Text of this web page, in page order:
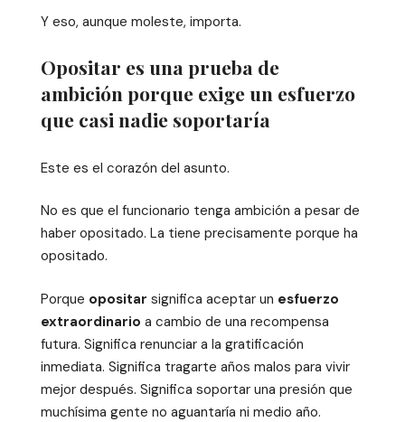
Y eso, aunque moleste, importa.
Opositar es una prueba de
ambición porque exige un esfuerzo
que casi nadie soportaría
Este es el corazón del asunto.
No es que el funcionario tenga ambición a pesar de
haber opositado. La tiene precisamente porque ha
opositado.
Porque opositar significa aceptar un esfuerzo
extraordinario a cambio de una recompensa
futura. Significa renunciar a la gratificación
inmediata. Significa tragarte años malos para vivir
mejor después. Significa soportar una presión que
muchísima gente no aguantaría ni medio año.